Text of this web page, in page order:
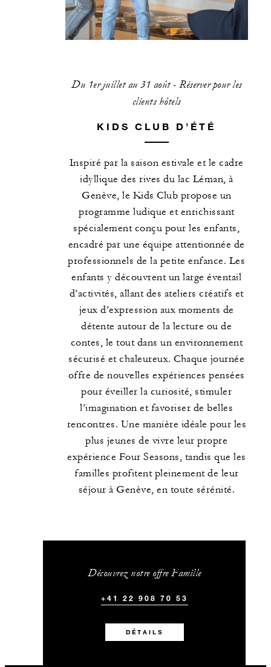
Du 1er juillet au 31 août - Réserver pour les
clients hôtels
KIDS CLUB D’ÉTÉ
Inspiré par la saison estivale et le cadre
idyllique des rives du lac Léman, à
Genève, le Kids Club propose un
programme ludique et enrichissant
spécialement conçu pour les enfants,
encadré par une équipe attentionnée de
professionnels de la petite enfance. Les
enfants y découvrent un large éventail
d’activités, allant des ateliers créatifs et
jeux d’expression aux moments de
détente autour de la lecture ou de
contes, le tout dans un environnement
sécurisé et chaleureux. Chaque journée
offre de nouvelles expériences pensées
pour éveiller la curiosité, stimuler
l’imagination et favoriser de belles
rencontres. Une manière idéale pour les
plus jeunes de vivre leur propre
expérience Four Seasons, tandis que les
familles profitent pleinement de leur
séjour à Genève, en toute sérénité.
Découvrez notre offre Famille
+41 22 908 70 53
DÉTAILS